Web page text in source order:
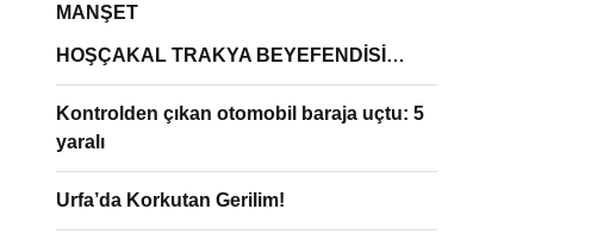
MANŞET
HOŞÇAKAL TRAKYA BEYEFENDİSİ…
Kontrolden çıkan otomobil baraja uçtu: 5
yaralı
Urfa’da Korkutan Gerilim!